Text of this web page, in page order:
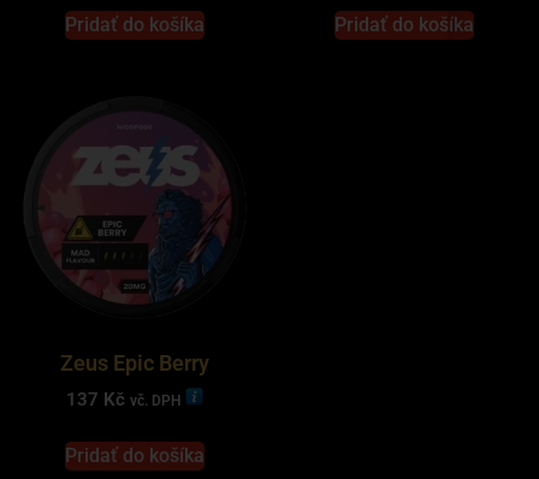
Pridať do košíka Pridať do košíka
Zeus Epic Berry
137 Kč vč. DPH
Pridať do košíka